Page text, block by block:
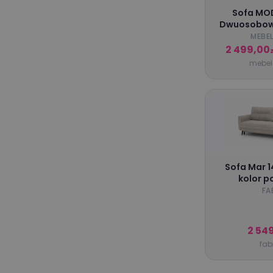
Sofa
2 499,00
Sofa Mar
kolor
2